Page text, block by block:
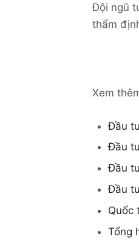
Đội ngũ
thẩm
Xem
Đầu
Đầu
Đầu
Đầu
Quốc
Tổng